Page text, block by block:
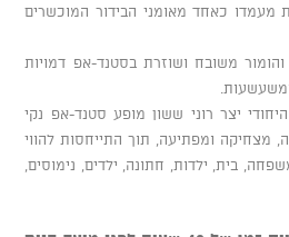
כאחד מאומני הבידור המוכשרים
משובח ושוזרת בסטנד-אפ דמויות
היחודי יצר רוני ששון מופע סטנד-אפ נקי
מצחיקה ומפתיעה, תוך התייחסות להווי
בית, ילדות, חתונה, ילדים, נימוסים,